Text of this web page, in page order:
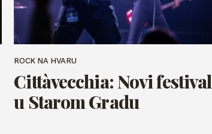
ROCK NA HVARU
Cittàvecchia: Novi festival
u Starom Gradu